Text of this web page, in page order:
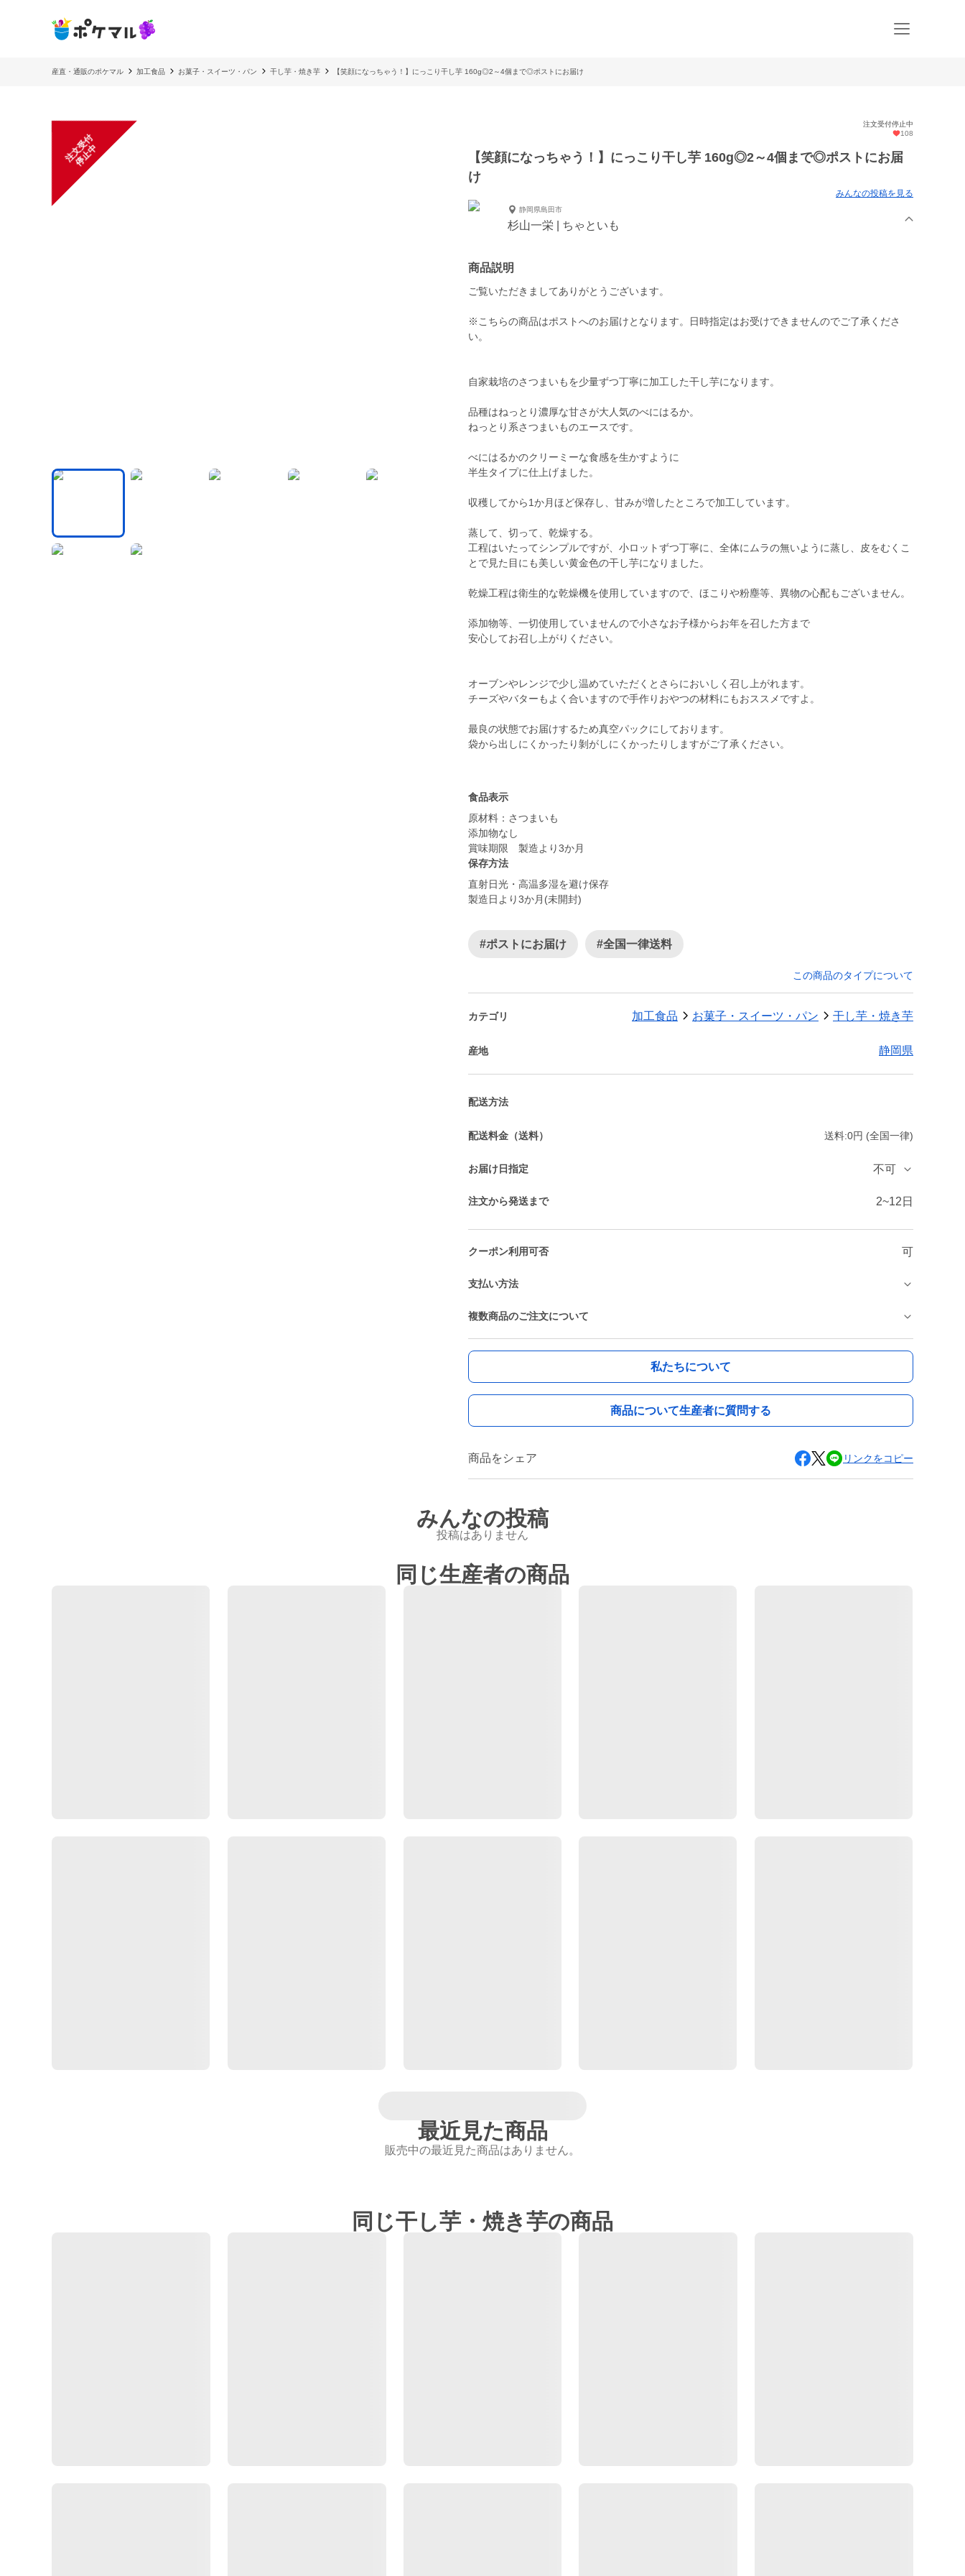
産直・通販のポケマル 加工食品 お菓子・スイーツ・パン 干し芋・焼き芋 【笑顔になっちゃう！】にっこり干し芋 160g◎2～4個まで◎ポストにお届け
注
文
受
付
停
止
中
注文受付停止中
108
【笑顔になっちゃう！】にっこり干し芋 160g◎2～4個まで◎ポストにお届
け
みんなの投稿を見る
静岡県島田市
杉山一栄 | ちゃといも
商品説明
ご覧いただきましてありがとうございます。
※こちらの商品はポストへのお届けとなります。日時指定はお受けできませんのでご了承くださ
い。
自家栽培のさつまいもを少量ずつ丁寧に加工した干し芋になります。
品種はねっとり濃厚な甘さが大人気のべにはるか。
ねっとり系さつまいものエースです。
べにはるかのクリーミーな食感を生かすように
半生タイプに仕上げました。
収穫してから1か月ほど保存し、甘みが増したところで加工しています。
蒸して、切って、乾燥する。
工程はいたってシンプルですが、小ロットずつ丁寧に、全体にムラの無いように蒸し、皮をむくこ
とで見た目にも美しい黄金色の干し芋になりました。
乾燥工程は衛生的な乾燥機を使用していますので、ほこりや粉塵等、異物の心配もございません。
添加物等、一切使用していませんので小さなお子様からお年を召した方まで
安心してお召し上がりください。
オーブンやレンジで少し温めていただくとさらにおいしく召し上がれます。
チーズやバターもよく合いますので手作りおやつの材料にもおススメですよ。
最良の状態でお届けするため真空パックにしております。
袋から出しにくかったり剝がしにくかったりしますがご了承ください。
食品表示
原材料：さつまいも
添加物なし
賞味期限 製造より3か月
保存方法
直射日光・高温多湿を避け保存
#ポストにお届け #全国一律送料
この商品のタイプについて
カテゴリ 加工食品 お菓子・スイーツ・パン 干し芋・焼き芋
産地 静岡県
配送方法
配送料金（送料） 送料:0円 (全国一律)
お届け日指定 不可
注文から発送まで 2~12日
クーポン利用可否 可
支払い方法
複数商品のご注文について
私たちについて
商品について生産者に質問する
商品をシェア リンクをコピー
みんなの投稿
投稿はありません
同じ生産者の商品
最近見た商品
販売中の最近見た商品はありません。
同じ干し芋・焼き芋の商品